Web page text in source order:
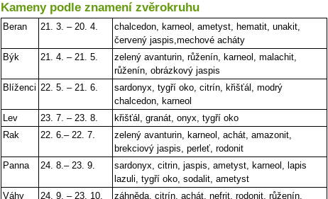
Kameny podle znamení zvěrokruhu
Beran 21. 3. – 20. 4.
chalcedon, karneol, ametyst, hematit, unakit,
červený jaspis,mechové acháty
Býk
21. 4. – 21. 5.
zelený avanturin, růženín, karneol, malachit,
růženín, obrázkový jaspis
Blíženci 22. 5. – 21. 6.
sardonyx, tygří oko, citrín, křišťál, modrý
chalcedon, karneol
Lev
23. 7. – 23. 8.
křišťál, granát, onyx, tygří oko
Rak
22. 6.– 22. 7.
zelený avanturin, karneol, achát, amazonit,
brekciový jaspis, perleť, rodonit
Panna
24. 8.– 23. 9.
sardonyx, citrin, jaspis, ametyst, karneol, lapis
lazuli, tygří oko, sodalit, ametyst
Váhy
24. 9. – 23. 10. záhněda, citrín, achát, nefrit, rodonit, růženín,